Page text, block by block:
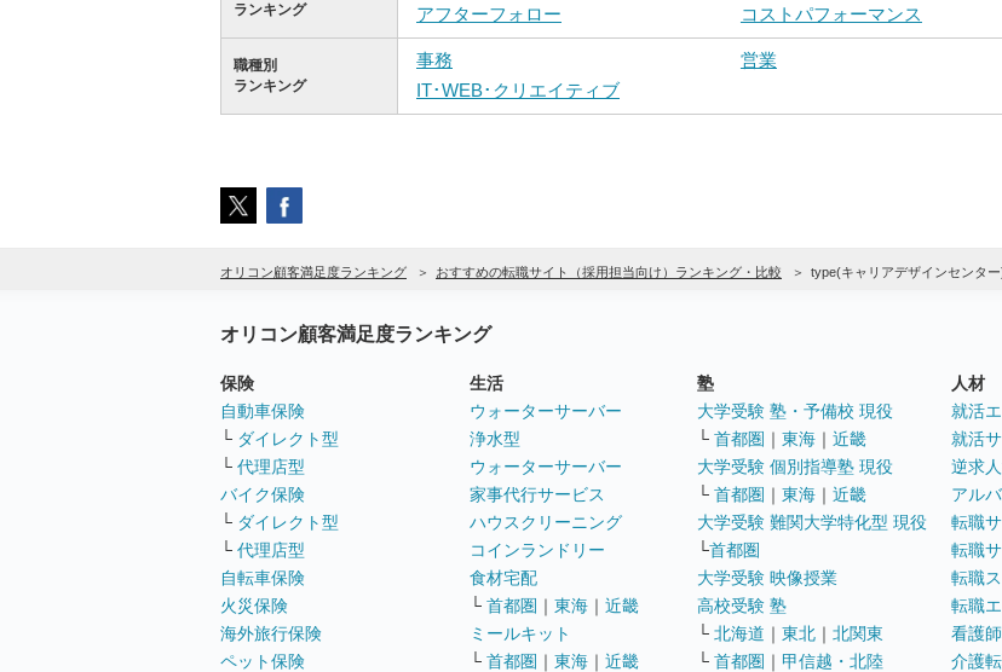
ランキング
アフターフォロー
コストパフォーマンス
職種別
ランキング
事務 営業
IT･WEB･クリエイティブ
オリコン顧客満足度ランキング おすすめの転職サイト（採用担当向け）ランキング・比較 type(キャリアデザインセンター
オリコン顧客満足度ランキング
保険
自動車保険
└ ダイレクト型
└ 代理店型
バイク保険
└ ダイレクト型
└ 代理店型
自転車保険
火災保険
海外旅行保険
ペット保険
生活
ウォーターサーバー
浄水型
ウォーターサーバー
家事代行サービス
ハウスクリーニング
コインランドリー
食材宅配
└ 首都圏 ｜ 東海 ｜ 近畿
ミールキット
└ 首都圏 ｜ 東海 ｜ 近畿
塾
大学受験 塾・予備校 現役
└ 首都圏 ｜ 東海 ｜ 近畿
大学受験 個別指導塾 現役
└ 首都圏 ｜ 東海 ｜ 近畿
大学受験 難関大学特化型 現役
└首都圏
大学受験 映像授業
高校受験 塾
└ 北海道 ｜ 東北 ｜ 北関東
└ 首都圏 ｜ 甲信越・北陸
人材
就活
就活
逆求
アル
転職
転職
転職
転職
看護
介護